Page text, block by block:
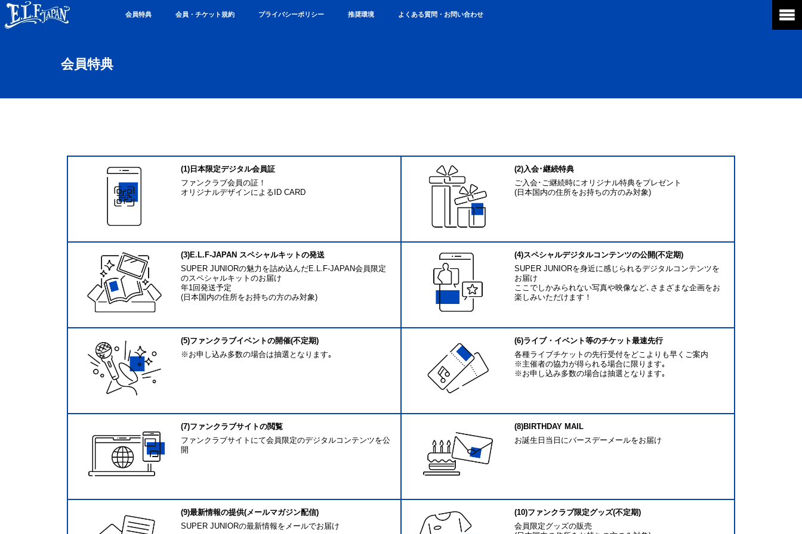
会員特典 会員・チケット規約 プライバシーポリシー 推奨環境 よくある質問・お問い合わせ
会員特典
(1)日本限定デジタル会員証
ファンクラブ会員の証！
オリジナルデザインによるID CARD
(2)入会･継続特典
ご入会･ご継続時にオリジナル特典をプレゼント
(日本国内の住所をお持ちの方のみ対象)
(3)E.L.F-JAPAN スペシャルキットの発送
SUPER JUNIORの魅力を詰め込んだE.L.F-JAPAN会員限定
のスペシャルキットのお届け
年1回発送予定
(日本国内の住所をお持ちの方のみ対象)
(4)スペシャルデジタルコンテンツの公開(不定期)
SUPER JUNIORを身近に感じられるデジタルコンテンツを
お届け
ここでしかみられない写真や映像など､さまざまな企画をお
楽しみいただけます！
(5)ファンクラブイベントの開催(不定期)
※お申し込み多数の場合は抽選となります｡
(6)ライブ・イベント等のチケット最速先行
各種ライブチケットの先行受付をどこよりも早くご案内
※主催者の協力が得られる場合に限ります｡
※お申し込み多数の場合は抽選となります｡
(7)ファンクラブサイトの閲覧
ファンクラブサイトにて会員限定のデジタルコンテンツを公
開
(8)BIRTHDAY MAIL
お誕生日当日にバースデーメールをお届け
(9)最新情報の提供(メールマガジン配信)
SUPER JUNIORの最新情報をメールでお届け
(10)ファンクラブ限定グッズ(不定期)
会員限定グッズの販売